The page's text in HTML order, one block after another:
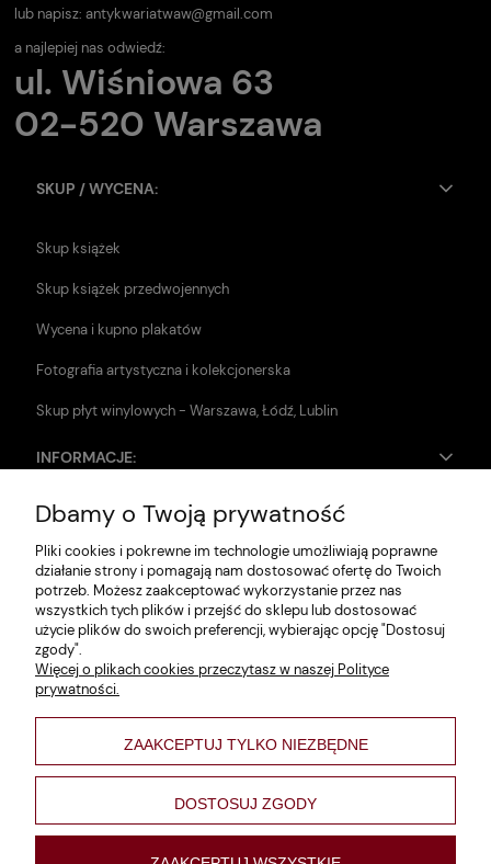
lub napisz: antykwariatwaw@gmail.com
a najlepiej nas odwiedź:
ul. Wiśniowa 63
02-520 Warszawa
SKUP / WYCENA:
Skup książek
Skup książek przedwojennych
Wycena i kupno plakatów
Fotografia artystyczna i kolekcjonerska
Skup płyt winylowych - Warszawa, Łódź, Lublin
INFORMACJE:
Zwroty i reklamacje
Dane firmy
Jak szukać?
Polityka prywatności
Regulamin
Poltyka cookies
varsaviana
Nowości
Dbamy o Twoją prywatność
Pliki cookies i pokrewne im technologie umożliwiają poprawne
działanie strony i pomagają nam dostosować ofertę do Twoich
potrzeb. Możesz zaakceptować wykorzystanie przez nas
wszystkich tych plików i przejść do sklepu lub dostosować
użycie plików do swoich preferencji, wybierając opcję "Dostosuj
zgody".
Więcej o plikach cookies przeczytasz w naszej Polityce
prywatności.
ZAAKCEPTUJ TYLKO NIEZBĘDNE
DOSTOSUJ ZGODY